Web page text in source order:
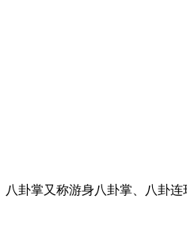
八卦掌又称游身八卦掌、八卦